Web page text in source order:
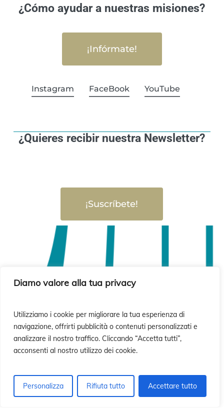
Diamo valore alla tua privacy
Utilizziamo i cookie per migliorare la tua esperienza di
navigazione, offrirti pubblicità o contenuti personalizzati e
analizzare il nostro traffico. Cliccando “Accetta tutti”,
acconsenti al nostro utilizzo dei cookie.
Personalizza Rifiuta tutto Accettare tutto
¿Cómo ayudar a nuestras misiones?
¡Infórmate!
Instagram FaceBook YouTube
¿Quieres recibir nuestra Newsletter?
¡Suscríbete!